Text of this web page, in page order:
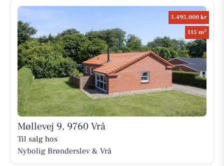
1.495.000 kr
115 m2
Møllevej 9, 9760 Vrå
Til salg hos
Nybolig Brønderslev & Vrå